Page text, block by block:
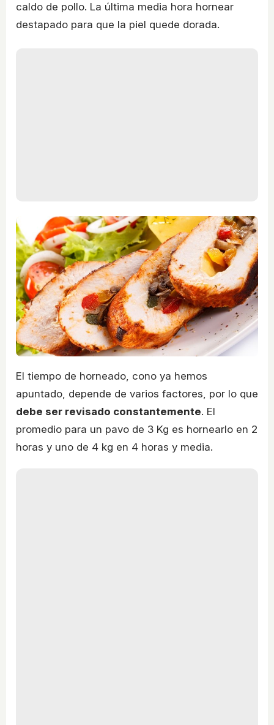
caldo de pollo. La última media hora hornear
destapado para que la piel quede dorada.
El tiempo de horneado, cono ya hemos
apuntado, depende de varios factores, por lo que
debe ser revisado constantemente. El
promedio para un pavo de 3 Kg es hornearlo en 2
horas y uno de 4 kg en 4 horas y media.